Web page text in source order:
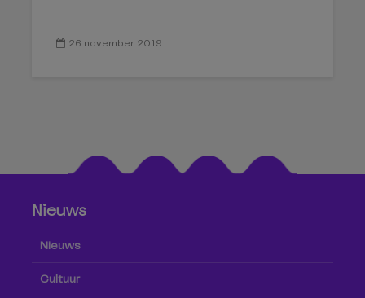
26 november 2019
Nieuws
Nieuws
Cultuur